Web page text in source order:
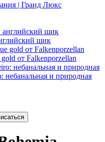
| Гранд Люкс
шик
от Falkenporzellan
небанальная и природная